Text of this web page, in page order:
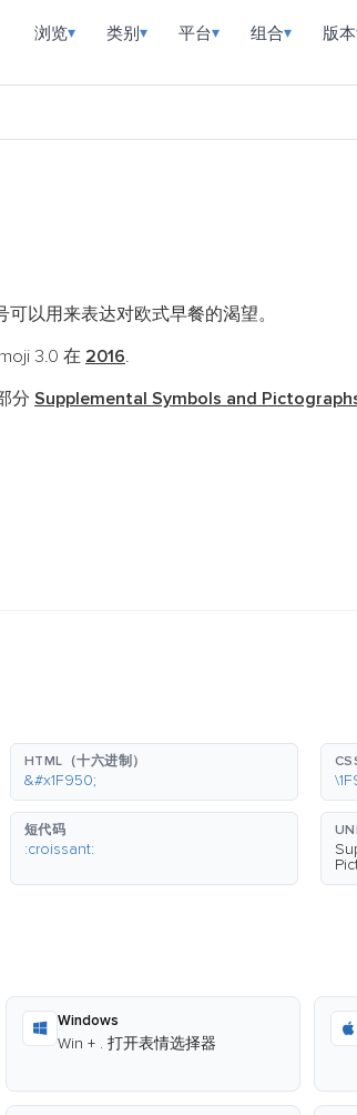
浏览▾ 类别 ▾ 平台▾ 组合▾ 版本
以用来表达对欧式早餐的渴望。
3.0 在 2016.
分 Supplemental Symbols and
HTML（十六进制）
&#x1F950;
短代码
:croissant:
Windows
Win + . 打开表情选择器